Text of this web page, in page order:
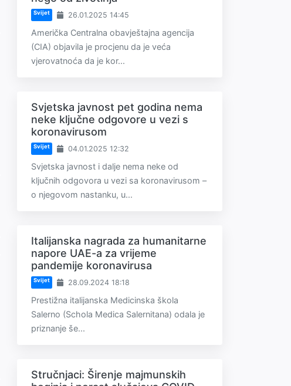
Svijet 26.01.2025 14:45
Američka Centralna obavještajna agencija
(CIA) objavila je procjenu da je veća
vjerovatnoća da je kor...
Svjetska javnost pet godina nema
neke ključne odgovore u vezi s
koronavirusom
Svijet 04.01.2025 12:32
Svjetska javnost i dalje nema neke od
ključnih odgovora u vezi sa koronavirusom –
o njegovom nastanku, u...
Italijanska nagrada za humanitarne
napore UAE-a za vrijeme
pandemije koronavirusa
Svijet 28.09.2024 18:18
Prestižna italijanska Medicinska škola
Salerno (Schola Medica Salernitana) odala je
priznanje še...
Stručnjaci: Širenje majmunskih